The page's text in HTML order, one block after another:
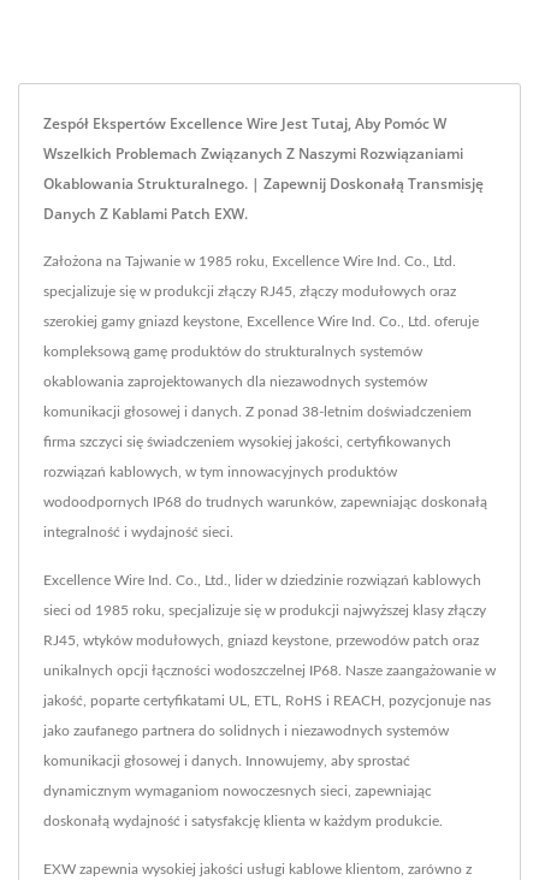
Zespół Ekspertów Excellence Wire Jest Tutaj, Aby Pomóc W
Wszelkich Problemach Związanych Z Naszymi Rozwiązaniami
Okablowania Strukturalnego. | Zapewnij Doskonałą Transmisję
Danych Z Kablami Patch EXW.
Założona na Tajwanie w 1985 roku, Excellence Wire Ind. Co., Ltd.
specjalizuje się w produkcji złączy RJ45, złączy modułowych oraz
szerokiej gamy gniazd keystone, Excellence Wire Ind. Co., Ltd. oferuje
kompleksową gamę produktów do strukturalnych systemów
okablowania zaprojektowanych dla niezawodnych systemów
komunikacji głosowej i danych. Z ponad 38-letnim doświadczeniem
firma szczyci się świadczeniem wysokiej jakości, certyfikowanych
rozwiązań kablowych, w tym innowacyjnych produktów
wodoodpornych IP68 do trudnych warunków, zapewniając doskonałą
integralność i wydajność sieci.
Excellence Wire Ind. Co., Ltd., lider w dziedzinie rozwiązań kablowych
sieci od 1985 roku, specjalizuje się w produkcji najwyższej klasy złączy
RJ45, wtyków modułowych, gniazd keystone, przewodów patch oraz
unikalnych opcji łączności wodoszczelnej IP68. Nasze zaangażowanie w
jakość, poparte certyfikatami UL, ETL, RoHS i REACH, pozycjonuje nas
jako zaufanego partnera do solidnych i niezawodnych systemów
komunikacji głosowej i danych. Innowujemy, aby sprostać
dynamicznym wymaganiom nowoczesnych sieci, zapewniając
doskonałą wydajność i satysfakcję klienta w każdym produkcie.
EXW zapewnia wysokiej jakości usługi kablowe klientom, zarówno z